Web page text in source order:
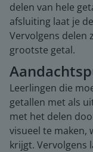
delen van hele
afsluiting laat je
Vervolgens delen
grootste getal.
Leerlingen die
getallen met als
met het delen
visueel te maken,
krijgt. Vervolgens